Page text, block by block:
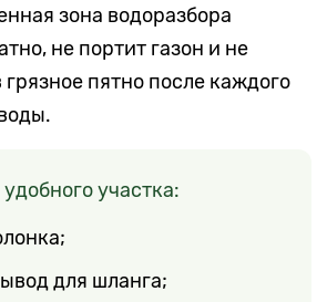
зона водоразбора
не портит газон и не
пятно после каждого
участка:
для шланга;